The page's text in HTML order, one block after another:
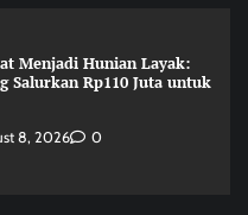
Menjadi Hunian Layak:
Salurkan Rp110 Juta untuk
8, 2026 0